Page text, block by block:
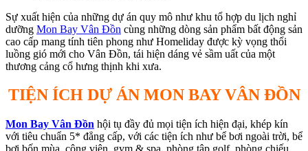
Sự xuất hiện của những dự án quy mô như khu tổ hợp du lịch nghỉ
dưỡng Mon Bay Vân Đồn cùng những dòng sản phẩm bất động sản
cao cấp mang tính tiên phong như Homeliday được kỳ vọng thổi
luồng gió mới cho Vân Đồn, tái hiện dáng vẻ sầm uất của một
thương cảng cổ hưng thịnh khi xưa.
TIỆN ÍCH DỰ ÁN MON BAY VÂN ĐỒN
Mon Bay Vân Đồn hội tụ đầy đủ mọi tiện ích hiện đại, khép kín
với tiêu chuẩn 5* đẳng cấp, với các tiện ích như bể bơi ngoài trời, bể